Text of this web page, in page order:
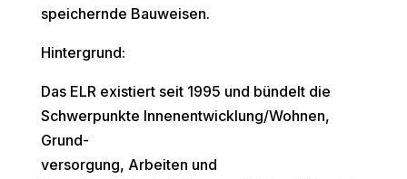
speichernde Bauweisen.
Hintergrund:
Das ELR existiert seit 1995 und bündelt die
Schwerpunkte Innenentwicklung/Wohnen,
Grund-
versorgung, Arbeiten und